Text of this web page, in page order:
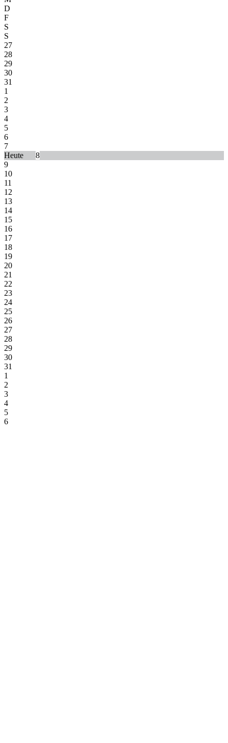
D
F
S
S
27
28
29
30
31
1
2
3
4
5
6
7
8
9
10
11
12
13
14
15
16
17
18
19
20
21
22
23
24
25
26
27
28
29
30
31
1
2
3
4
5
6